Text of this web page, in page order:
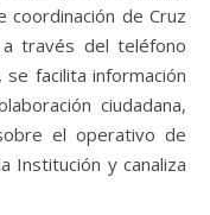
de Cruz
través del teléfono
facilita información
ciudadana,
el operativo de
Institución y canaliza